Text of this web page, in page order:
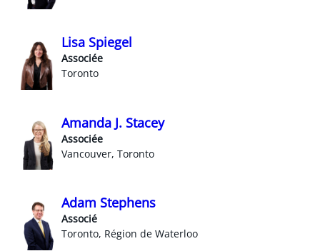
Lisa Spiegel
Associée
Toronto
Amanda J. Stacey
Associée
Vancouver, Toronto
Adam Stephens
Associé
Toronto, Région de Waterloo